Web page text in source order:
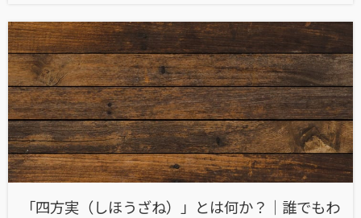
「四方実（しほうざね）」とは何か？｜誰でもわ